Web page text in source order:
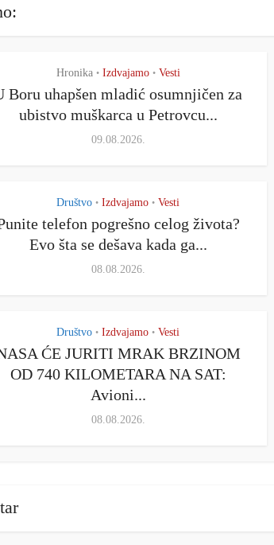
Hronika • Izdvajamo • Vesti
Boru uhapšen mladić osumnjičen za
ubistvo muškarca u Petrovcu...
09.08.2026.
Društvo • Izdvajamo • Vesti
telefon pogrešno celog života?
Evo šta se dešava kada ga...
08.08.2026.
Društvo • Izdvajamo • Vesti
ĆE JURITI MRAK BRZINOM
OD 740 KILOMETARA NA SAT:
Avioni...
08.08.2026.